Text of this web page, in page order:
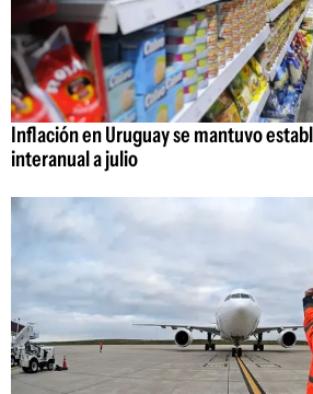
Inflación en Uruguay se mantuvo
interanual a julio